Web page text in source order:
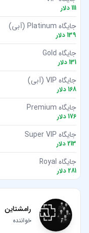
111 دلار
جایگاه Platinum (آبی)
139 دلار
جایگاه Gold
131 دلار
جایگاه VIP (آبی)
168 دلار
جایگاه Premium
176 دلار
جایگاه Super VIP
213 دلار
جایگاه Royal
281 دلار
رامشتاین
خواننده